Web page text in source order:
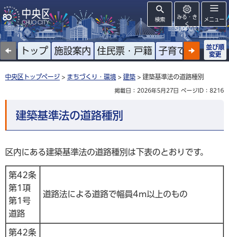
検索
みる・き
く
SUPPORT
メニュー
トップ 施設案内 住民票・戸籍 子育て 高齢者
並び順
変更
中央区トップページ > まちづくり・環境 > 建築 > 建築基準法の道路種別
掲載日：2026年5月27日 ページID：8216
建築基準法の道路種別
区内にある建築基準法の道路種別は下表のとおりです。
第42条
第1項
第1号
道路
道路法による道路で幅員4m以上のもの
第42条